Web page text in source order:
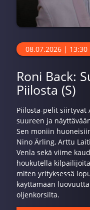
08.07.2026 | 13:30
Roni Back:
Piilosta (S)
Piilosta-pelit siirtyvät
suureen ja
Sen moniin
Nino Ärling, Arttu
Venla sekä viime
houkutella
miten yrityksessä
käyttämään
oljenkorsilta.